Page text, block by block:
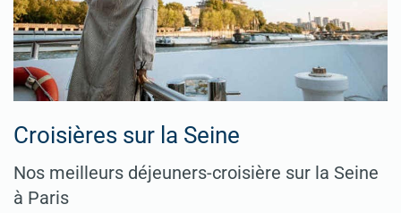
Croisières sur la Seine
Nos meilleurs déjeuners-croisière sur la Seine
à Paris